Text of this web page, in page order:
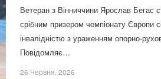
Ветеран з Вінниччини Ярослав Бегас
срібним призером чемпіонату Європи
інвалідністю з ураженням опорно-
Повідомляє…
26 Червня, 2026